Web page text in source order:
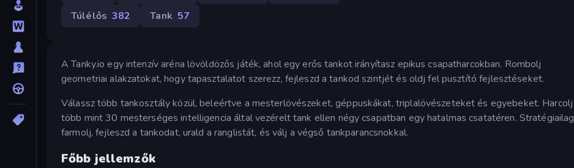
Túlélős 382 Tank 57
A Tanky.io egy intenzív aréna lövöldözős játék, ahol egy erős tankot irányítasz epikus csapatharcokban. Rombolj
geometriai alakzatokat, hogy tapasztalatot szerezz, fejleszd a tankod szintjét és oldj fel pusztító fejlesztéseket.
Válassz több tankosztály közül, beleértve a mesterlövészeket, géppuskákat, triplalövészeteket és egyebeket. Harcolj
több mint 30 mesterséges intelligencia által vezérelt tank ellen négy csapatban egy hatalmas csatatéren. Stratégiailag
farmolj, fejleszd a tankodat, urald a ranglistát, és válj a végső tankparancsnokkal.
Főbb jellemzők